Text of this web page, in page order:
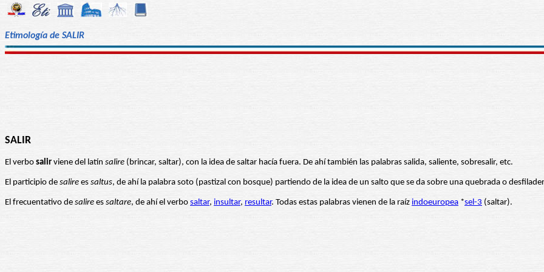
Etimología de SALIR
SALIR
El verbo salir viene del latín salire (brincar, saltar), con la idea de saltar hacía fuera. De ahí también las palabras salida, saliente, sobresalir, etc.
El participio de salire es saltus, de ahí la palabra soto (pastizal con bosque) partiendo de la idea de un salto que se da sobre una quebrada o
El frecuentativo de salire es saltare, de ahí el verbo saltar, insultar, resultar. Todas estas palabras vienen de la raíz indoeuropea *sel-3 (saltar).